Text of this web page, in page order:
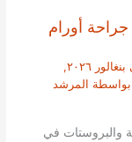
أورام
٢٠٢٦
,
المرشد
والبروستات في